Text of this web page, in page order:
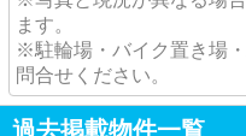
ます。
※駐輪場・バイク置き場
問合せください。
過去掲載物件一覧